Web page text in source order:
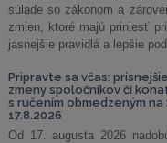
súlade so zákonom a
zmien, ktoré majú priniesť
jasnejšie pravidlá a lepšie
Pripravte sa včas:
zmeny spoločníkov či
s ručením obmedzeným
17.8.2026
Od 17. augusta 2026